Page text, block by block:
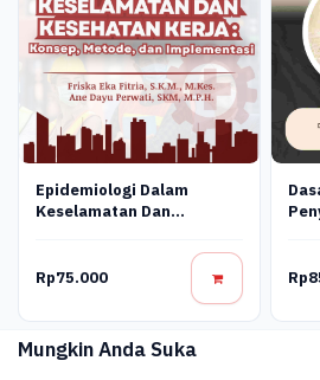
Epidemiologi Dalam
Keselamatan Dan
Implementasi
Rp75.000
Mungkin Anda Suka